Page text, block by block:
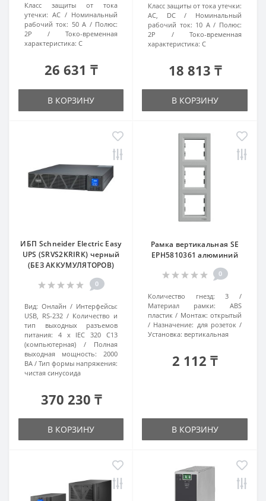
Класс защиты от тока
утечки: AC
Номинальный
рабочий ток: 50 А
Полюс:
2P
Токо-временная
характеристика: C
26 631 ₸
В КОРЗИНУ
Класс защиты от тока утечки:
AC, DC
Номинальный
рабочий ток: 10 А
Полюс:
2P
Токо-временная
характеристика: C
18 813 ₸
В КОРЗИНУ
ИБП Schneider Electric Easy
UPS (SRVS2KRIRK) черный
(БЕЗ АККУМУЛЯТОРОВ)
0
Вид: Онлайн
Интерфейсы:
USB, RS-232
Количество и
тип выходных разъемов
питания:
4 х IEC 320 C13
(компьютерная)
Полная
выходная мощность:
2000
ВА
Тип формы напряжения:
чистая синусоида
370 230 ₸
В КОРЗИНУ
Рамка вертикальная SE
EPH5810361 алюминий
0
Количество гнезд:
3
Материал рамки:
ABS
пластик
Монтаж: открытый
Назначение: для розеток
Установка: вертикальная
2 112 ₸
В КОРЗИНУ